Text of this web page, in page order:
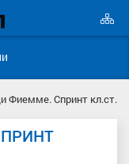
Фиемме. Спринт кл.ст.